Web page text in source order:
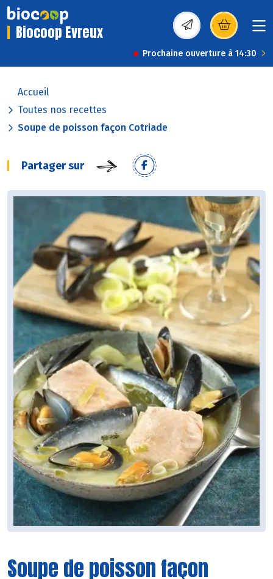
Biocoop Evreux (s’ouvre dans une
Prochaine ouverture à 14:30
Accueil
Toutes nos recettes
Soupe de poisson façon Cotriade
Partager sur
Soupe de poisson façon